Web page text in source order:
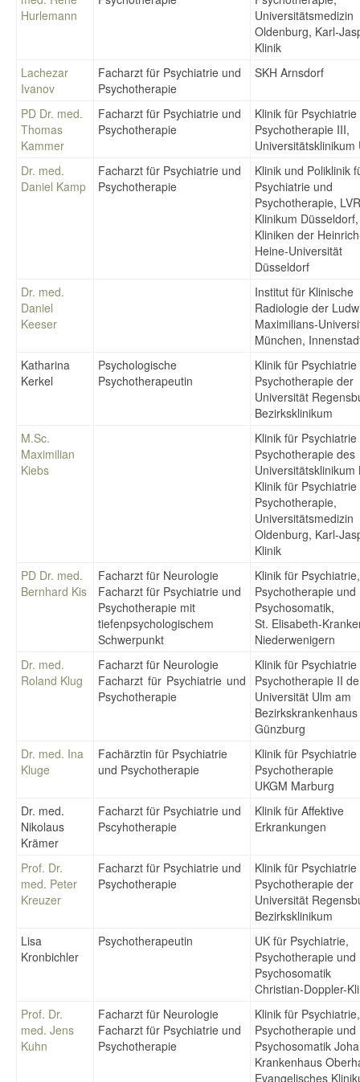
Hurlemann
Universitätsmedizin
Oldenburg, Karl-
Klinik
Lachezar
Ivanov
Facharzt für Psychiatrie und
Psychotherapie
SKH Arnsdorf
PD Dr. med.
Thomas
Kammer
Facharzt für Psychiatrie und
Psychotherapie
Klinik für
Psychotherapie III,
Universitätsklinikum
Dr. med.
Daniel Kamp
Facharzt für Psychiatrie und
Psychotherapie
Klinik und Poliklinik
Psychiatrie und
Psychotherapie,
Klinikum Düsseldorf,
Kliniken der
Heine-Universität
Düsseldorf
Dr. med.
Daniel
Keeser
Institut für Klinische
Radiologie der
Maximilians-
München,
Katharina
Kerkel
Psychologische
Psychotherapeutin
Klinik für
Psychotherapie der
Universität
Bezirksklinikum
M.Sc.
Maximilian
Kiebs
Klinik für
Psychotherapie des
Universitätsklinikum
Klinik für
Psychotherapie,
Universitätsmedizin
Oldenburg, Karl-
Klinik
PD Dr. med.
Bernhard Kis
Facharzt für Neurologie
Facharzt für Psychiatrie und
Psychotherapie mit
tiefenpsychologischem
Schwerpunkt
Klinik für Psychiatrie,
Psychotherapie und
Psychosomatik,
St. Elisabeth-
Niederwenigern
Dr. med.
Roland Klug
Facharzt für Neurologie
Facharzt für Psychiatrie und
Psychotherapie
Klinik für
Psychotherapie II
Universität Ulm am
Bezirkskrankenhaus
Günzburg
Dr. med. Ina
Kluge
Fachärztin für Psychiatrie
und Psychotherapie
Klinik für
Psychotherapie
UKGM Marburg
Dr. med.
Nikolaus
Krämer
Facharzt für Psychiatrie und
Pscyhotherapie
Klinik für Affektive
Erkrankungen
Prof. Dr.
med. Peter
Kreuzer
Facharzt für Psychiatrie und
Psychotherapie
Klinik für
Psychotherapie der
Universität
Bezirksklinikum
Lisa
Kronbichler
Psychotherapeutin
UK für Psychiatrie,
Psychotherapie und
Psychosomatik
Christian-Doppler-
Prof. Dr.
med. Jens
Kuhn
Facharzt für Neurologie
Facharzt für Psychiatrie und
Psychotherapie
Klinik für Psychiatrie,
Psychotherapie und
Psychosomatik
Krankenhaus
Evangelisches